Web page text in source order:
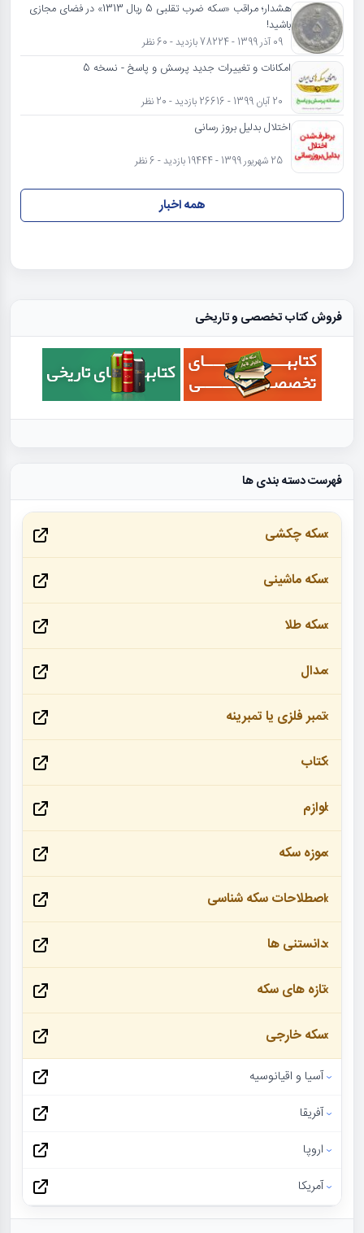
هشدار؛ مراقب «سکه ضرب تقلبی 5 ریال 1313» در فضای مجازی
باشید!
09 آذر 1399 - 78224 بازدید - 60 نظر
امکانات و تغییرات جدید پرسش و پاسخ - نسخه 5
20 آبان 1399 - 26616 بازدید - 20 نظر
اختلال بدلیل بروز رسانی
25 شهریور 1399 - 19444 بازدید - 6 نظر
همه اخبار
فروش کتاب تخصصی و تاریخی
فهرست دسته بندی ها
سکه چکشی
سکه ماشینی
سکه طلا
مدال
تمبر فلزی یا تمبرینه
کتاب
لوازم
موزه سکه
اصطلاحات سکه شناسی
دانستنی ها
تازه های سکه
سکه خارجی
آسیا و اقیانوسیه
آفریقا
اروپا
آمریکا